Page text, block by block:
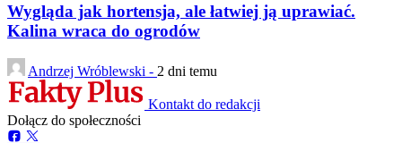
Wygląda jak hortensja, ale łatwiej ją uprawiać.
Kalina wraca do ogrodów
Andrzej Wróblewski - 2 dni temu
Kontakt do redakcji
Dołącz do społeczności